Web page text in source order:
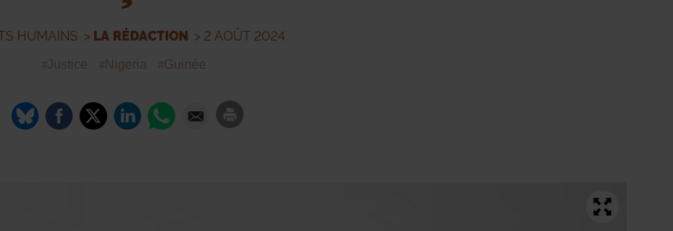
HUMAINS > LA RÉDACTION > 2 AOÛT 2024
Justice Nigeria Guinée